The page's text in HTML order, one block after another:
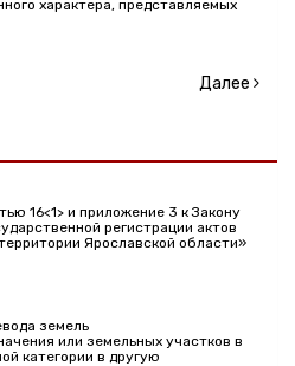
характера, представляемых
Далее
16<1> и приложение 3 к Закону
регистрации актов
Ярославской области»
земель
или земельных участков в
категории в другую